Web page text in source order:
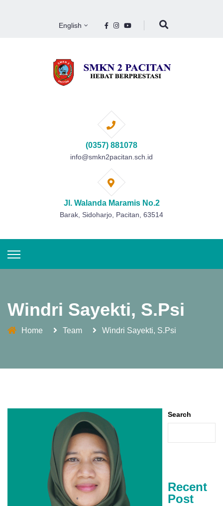
English
(0357) 881078
info@smkn2pacitan.sch.id
Jl. Walanda Maramis No.2
Barak, Sidoharjo, Pacitan, 63514
Windri Sayekti, S.Psi
Home Team Windri Sayekti, S.Psi
Search
Recent
Post